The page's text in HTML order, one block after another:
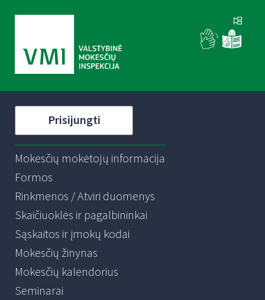
Prisijungti
Mokesčių mokėtojų informacija
Formos
Rinkmenos / Atviri duomenys
Skaičiuoklės ir pagalbininkai
Sąskaitos ir įmokų kodai
Mokesčių žinynas
Mokesčių kalendorius
Seminarai